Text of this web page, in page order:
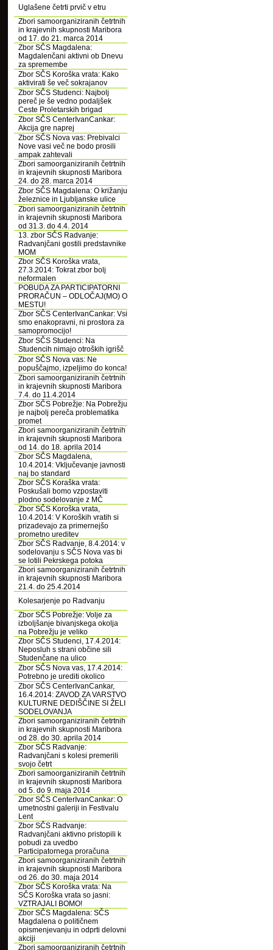
Uglašene četrti prvič v etru
Zbori samoorganiziranih četrtnih
in krajevnih skupnosti Maribora
od 17. do 21. marca 2014
Zbor SČS Magdalena:
Magdalenčani aktivni ob Dnevu
za spremembe
Zbor SČS Koroška vrata: Kako
aktivirati še več sokrajanov
Zbor SČS Studenci: Najbolj
pereč je še vedno podaljšek
Ceste Proletarskih brigad
Zbor SČS CenterIvanCankar:
Akcija gre naprej
Zbor SČS Nova vas: Prebivalci
Nove vasi več ne bodo prosili
ampak zahtevali
Zbori samoorganiziranih četrtnih
in krajevnih skupnosti Maribora
24. do 28. marca 2014
Zbor SČS Magdalena: O križanju
železnice in Ljubljanske ulice
Zbori samoorganiziranih četrtnih
in krajevnih skupnosti Maribora
od 31.3. do 4.4. 2014
13. zbor SČS Radvanje:
Radvanjčani gostili predstavnike
MOM
Zbor SČS Koroška vrata,
27.3.2014: Tokrat zbor bolj
neformalen
POBUDA ZA PARTICIPATORNI
PRORAČUN – ODLOČAJ(MO) O
MESTU!
Zbor SČS CenterIvanCankar: Vsi
smo enakopravni, ni prostora za
samopromocijo!
Zbor SČS Studenci: Na
Studencih nimajo otroških igrišč
Zbor SČS Nova vas: Ne
popuščajmo, izpeljimo do konca!
Zbori samoorganiziranih četrtnih
in krajevnih skupnosti Maribora
7.4. do 11.4.2014
Zbor SČS Pobrežje: Na Pobrežju
je najbolj pereča problematika
promet
Zbori samoorganiziranih četrtnih
in krajevnih skupnosti Maribora
od 14. do 18. aprila 2014
Zbor SČS Magdalena,
10.4.2014: Vključevanje javnosti
naj bo standard
Zbor SČS Koraška vrata:
Poskušali bomo vzpostaviti
plodno sodelovanje z MČ
Zbor SČS Koroška vrata,
10.4.2014: V Koroških vratih si
prizadevajo za primernejšo
prometno ureditev
Zbor SČS Radvanje, 8.4.2014: v
sodelovanju s SČS Nova vas bi
se lotili Pekrskega potoka
Zbori samoorganiziranih četrtnih
in krajevnih skupnosti Maribora
21.4. do 25.4.2014
Kolesarjenje po Radvanju
Zbor SČS Pobrežje: Volje za
izboljšanje bivanjskega okolja
na Pobrežju je veliko
Zbor SČS Studenci, 17.4.2014:
Neposluh s strani občine sili
Studenčane na ulico
Zbor SČS Nova vas, 17.4.2014:
Potrebno je urediti okolico
Zbor SČS CenterIvanCankar,
16.4.2014: ZAVOD ZA VARSTVO
KULTURNE DEDIŠČINE SI ŽELI
SODELOVANJA
Zbori samoorganiziranih četrtnih
in krajevnih skupnosti Maribora
od 28. do 30. aprila 2014
Zbor SČS Radvanje:
Radvanjčani s kolesi premerili
svojo četrt
Zbori samoorganiziranih četrtnih
in krajevnih skupnosti Maribora
od 5. do 9. maja 2014
Zbor SČS CenterIvanCankar: O
umetnostni galeriji in Festivalu
Lent
Zbor SČS Radvanje:
Radvanjčani aktivno pristopili k
pobudi za uvedbo
Participatornega proračuna
Zbori samoorganiziranih četrtnih
in krajevnih skupnosti Maribora
od 26. do 30. maja 2014
Zbor SČS Koroška vrata: Na
SČS Koroška vrata so jasni:
VZTRAJALI BOMO!
Zbor SČS Magdalena: SČS
Magdalena o političnem
opismenjevanju in odprti delovni
akciji
Zbori samoorganiziranih četrtnih